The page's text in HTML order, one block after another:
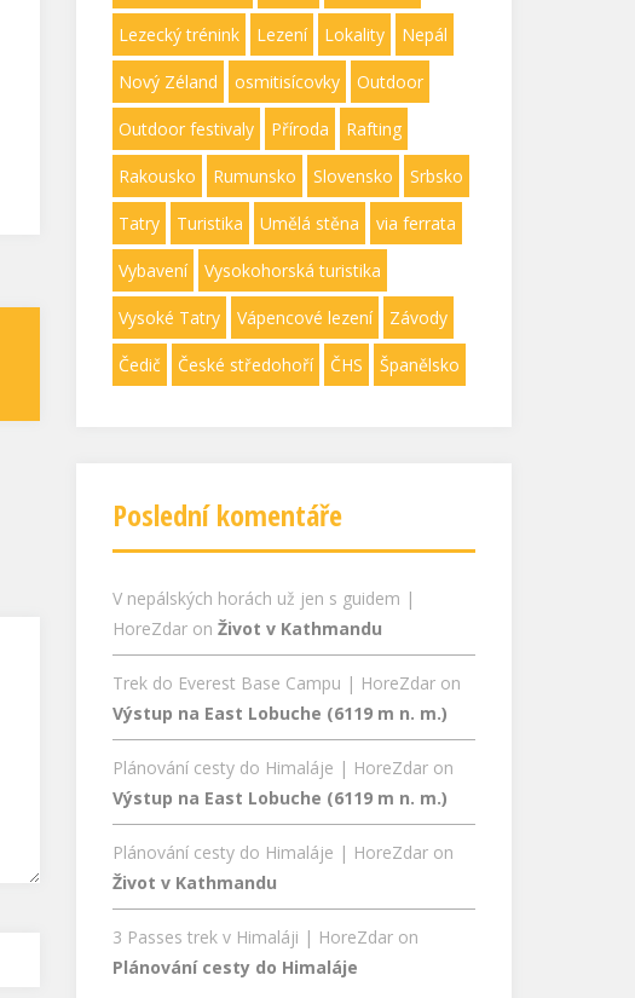
Lezecký trénink Lezení Lokality Nepál
Nový Zéland osmitisícovky Outdoor
Outdoor festivaly Příroda Rafting
Rakousko Rumunsko Slovensko Srbsko
Tatry Turistika Umělá stěna via ferrata
Vybavení Vysokohorská turistika
Vysoké Tatry Vápencové lezení Závody
Čedič České středohoří ČHS Španělsko
Poslední komentáře
V nepálských horách už jen s guidem |
HoreZdar on Život v Kathmandu
Trek do Everest Base Campu | HoreZdar on
Výstup na East Lobuche (6119 m n. m.)
Plánování cesty do Himaláje | HoreZdar on
Výstup na East Lobuche (6119 m n. m.)
Plánování cesty do Himaláje | HoreZdar on
Život v Kathmandu
3 Passes trek v Himaláji | HoreZdar on
Plánování cesty do Himaláje